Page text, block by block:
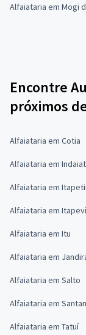
Alfaiataria em Mogi
Encontre
próximos
Alfaiataria em Cotia
Alfaiataria em
Alfaiataria em
Alfaiataria em Itapevi
Alfaiataria em Itu
Alfaiataria em
Alfaiataria em Salto
Alfaiataria em
Alfaiataria em Tatuí